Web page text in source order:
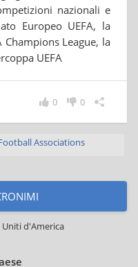
nazionali e
Europeo UEFA, la
Champions League, la
UEFA
0
0
Associations
Uniti d'America